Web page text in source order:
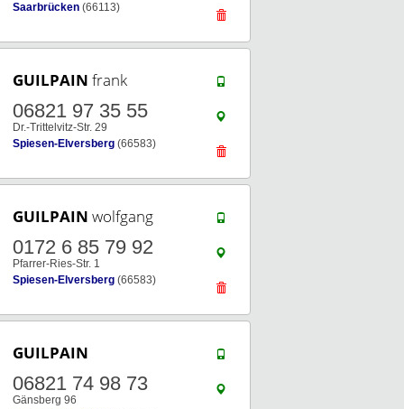
Saarbrücken (66113)
GUILPAIN frank
06821 97 35 55
Dr.-Trittelvitz-Str. 29
Spiesen-Elversberg (66583)
GUILPAIN wolfgang
0172 6 85 79 92
Pfarrer-Ries-Str. 1
Spiesen-Elversberg (66583)
GUILPAIN
06821 74 98 73
Gänsberg 96